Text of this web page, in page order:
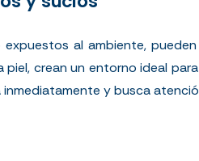
al ambiente,
crean un entorno ideal
y busca